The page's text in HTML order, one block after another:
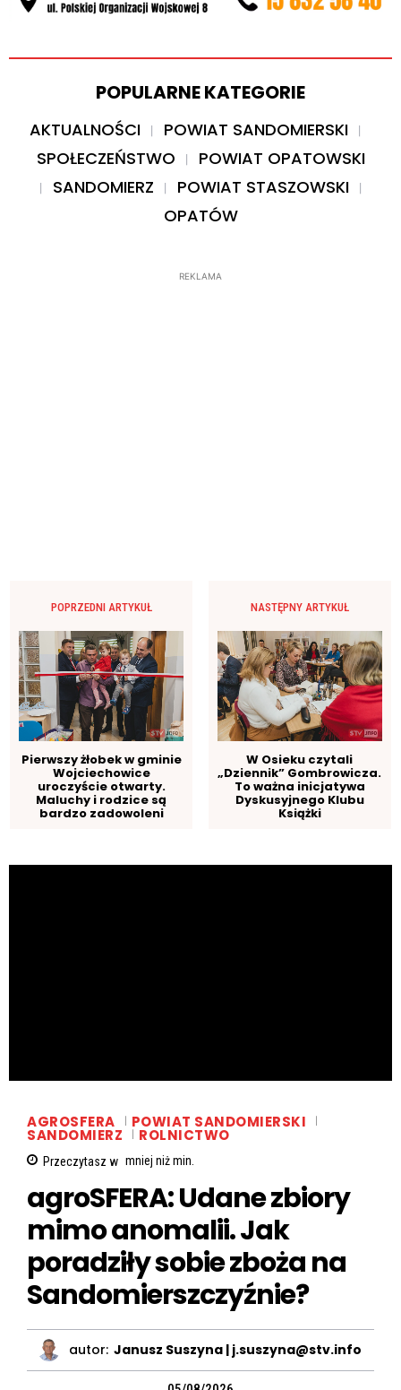
POPULARNE KATEGORIE
AKTUALNOŚCI
POWIAT SANDOMIERSKI
SPOŁECZEŃSTWO
POWIAT OPATOWSKI
SANDOMIERZ
POWIAT STASZOWSKI
OPATÓW
REKLAMA
POPRZEDNI ARTYKUŁ
Pierwszy żłobek w gminie
Wojciechowice
uroczyście otwarty.
Maluchy i rodzice są
bardzo zadowoleni
NASTĘPNY ARTYKUŁ
W Osieku czytali
„Dziennik” Gombrowicza.
To ważna inicjatywa
Dyskusyjnego Klubu
Książki